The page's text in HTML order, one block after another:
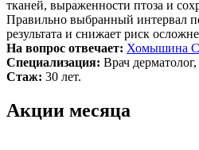
тканей, выраженности птоза и
Правильно выбранный интервал
результата и снижает риск
На вопрос отвечает: Хомышина
Специализация: Врач дерматолог,
Стаж: 30 лет.
Акции месяца